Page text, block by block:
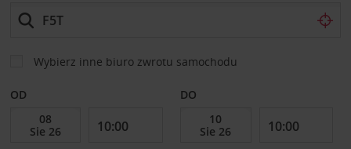
Wybierz inne biuro zwrotu samochodu
OD DO